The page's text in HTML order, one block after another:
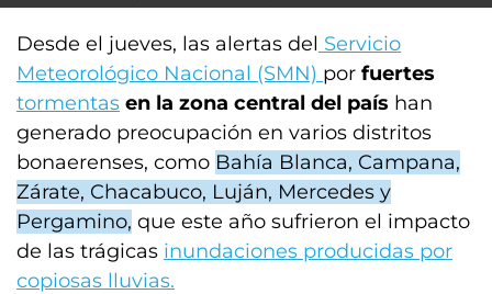
Desde el jueves, las alertas del Servicio
Meteorológico Nacional (SMN) por fuertes
tormentas en la zona central del país han
generado preocupación en varios distritos
bonaerenses, como Bahía Blanca, Campana,
Zárate, Chacabuco, Luján, Mercedes y
Pergamino, que este año sufrieron el impacto
de las trágicas inundaciones producidas por
copiosas lluvias.